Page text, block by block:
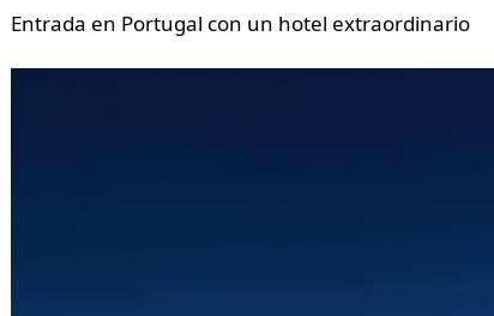
Entrada en Portugal con un hotel extraordinario